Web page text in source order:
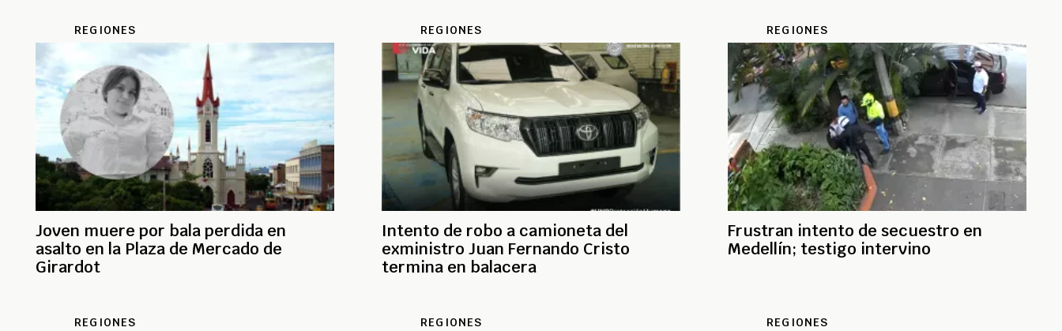
REGIONES
Joven muere por bala perdida en
asalto en la Plaza de Mercado de
Girardot
REGIONES
Intento de robo a camioneta del
exministro Juan Fernando Cristo
termina en balacera
REGIONES
Frustran intento de secuestro en
Medellín; testigo intervino
REGIONES REGIONES REGIONES